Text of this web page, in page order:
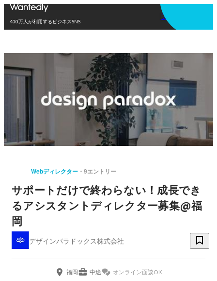
400万人が利用するビジネスSNS
アプリを使う
Webディレクター 9エントリー
サポートだけで終わらない！成長でき
るアシスタントディレクター募集@福
岡
デザインパラドックス株式会社
福岡 中途 オンライン面談OK